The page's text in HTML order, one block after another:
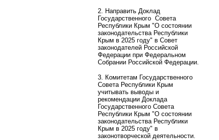
2. Направить Доклад
Государственного Совета
Республики Крым "О состоянии
законодательства Республики
Крым в 2025 году" в Совет
законодателей Российской
Федерации при Федеральном
Собрании Российской Федерации.
3. Комитетам Государственного
Совета Республики Крым
учитывать выводы и
рекомендации Доклада
Государственного Совета
Республики Крым "О состоянии
законодательства Республики
Крым в 2025 году" в
законотворческой деятельности.